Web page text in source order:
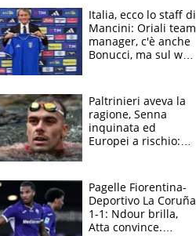
felice del mio livello"
Italia, ecco lo staff di
Mancini: Oriali team
manager, c'è anche
Bonucci, ma sul web
Paltrinieri aveva la
ragione, Senna
inquinata ed
Europei a rischio:
adesso
Pagelle Fiorentina-
Deportivo La Coruña
1-1: Ndour brilla,
Atta convince.